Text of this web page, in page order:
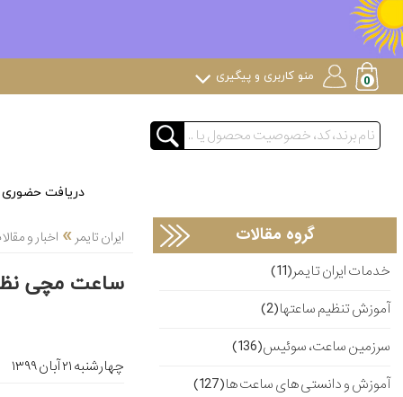
منو کاربری و پیگیری
دریافت حضوری
ایران تایمر » اخبار و
ساعت مچی
چهارشنبه ۲۱ آبان ۱۳۹۹
گروه مقالات
خدمات ایران تایمر(11)
آموزش تنظیم ساعتها(2)
سرزمین ساعت، سوئیس(136)
آموزش و دانستی های ساعت ها(127)